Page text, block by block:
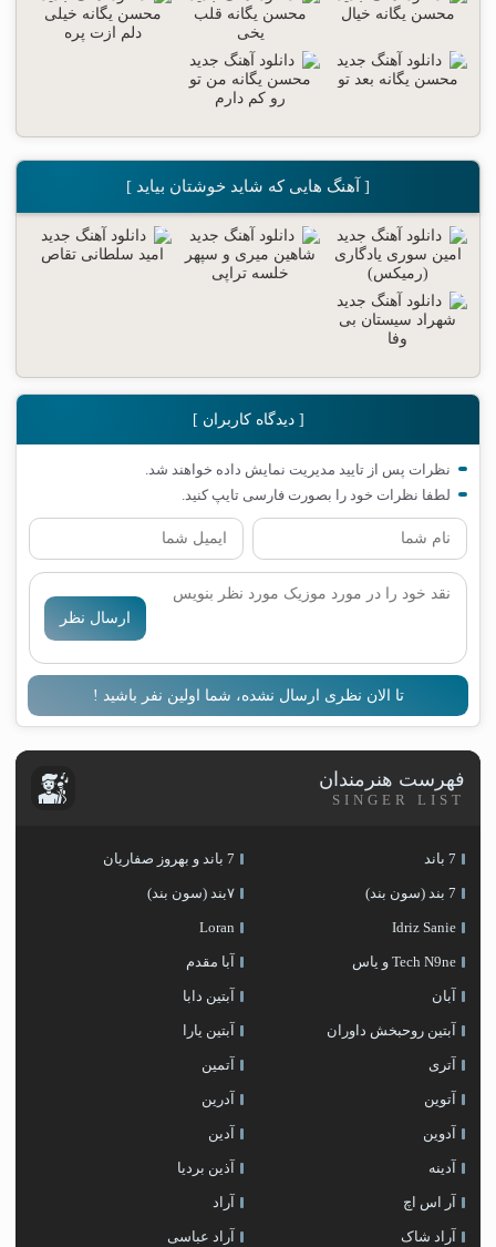
[ آهنگ هایی که شاید خوشتان بیاید ]
[ دیدگاه کاربران ]
نظرات پس از تایید مدیریت نمایش داده خواهند شد.
لطفا نظرات خود را بصورت فارسی تایپ کنید.
ارسال نظر
تا الان نظری ارسال نشده، شما اولین نفر باشید !
فهرست هنرمندان
SINGER LIST
7 باند 7 باند و بهروز صفاریان
7 بند (سون بند) ۷بند (سون بند)
Idriz Sanie
Loran
Tech N9ne و یاس آبا مقدم
آبان آبتین دابا
آبتین روحبخش داوران آبتین یارا
آتری آتمین
آتوین آدرین
آدوین آدین
آدینه آذین بردیا
آر اس اچ آراد
آراد شاک آراد عباسی